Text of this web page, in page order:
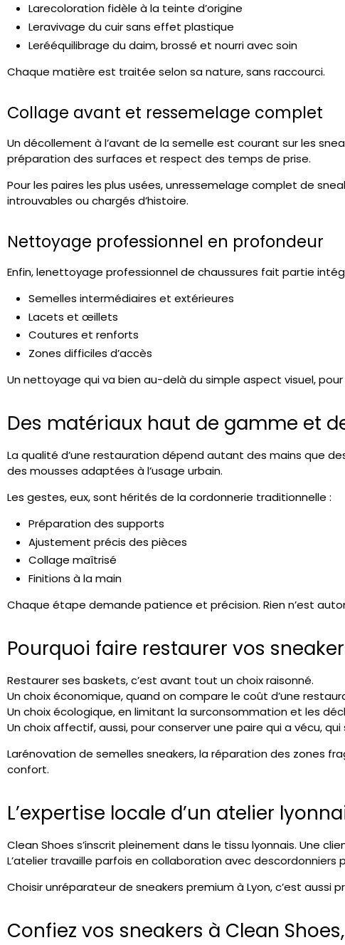
Larecoloration fidèle à la teinte d’origine
Leravivage du cuirsans effet plastique
Lerééquilibrage du daim, brossé et nourri avec soin
Chaque matière est traitée selon sa nature, sans raccourci.
Collage avant et ressemelage complet
Un décollement à l’avant de la semelle est courant sur les
préparation des surfaces et respect des temps de prise.
Pour les paires les plus usées, unressemelage complet de
introuvables ou chargés d’histoire.
Nettoyage professionnel en profondeur
Enfin, lenettoyage professionnel de chaussures fait partie
Semelles intermédiaires et extérieures
Lacets et œillets
Coutures et renforts
Zones difficiles d’accès
Un nettoyage qui va bien au-delà du simple aspect visuel,
Des matériaux haut de gamme et
La qualité d’une restauration dépend autant des mains que
des mousses adaptées à l’usage urbain.
Les gestes, eux, sont hérités de la cordonnerie traditionnelle :
Préparation des supports
Ajustement précis des pièces
Collage maîtrisé
Finitions à la main
Chaque étape demande patience et précision. Rien n’est
Pourquoi faire restaurer vos
Restaurer ses baskets, c’est avant tout un choix raisonné.
Un choix économique, quand on compare le coût d’une
Un choix écologique, en limitant la surconsommation et les
Un choix affectif, aussi, pour conserver une paire qui a vécu,
Larénovation de semelles sneakers, la réparation des zones
confort.
L’expertise locale d’un atelier
Clean Shoes s’inscrit pleinement dans le tissu lyonnais. Une
L’atelier travaille parfois en collaboration avec descordonniers
Choisir unréparateur de sneakers premium à Lyon, c’est aussi
Confiez vos sneakers à Clean